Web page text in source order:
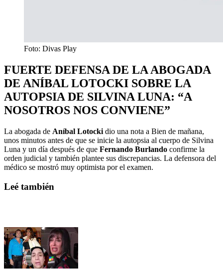
Foto: Divas Play
FUERTE DEFENSA DE LA ABOGADA
DE ANÍBAL LOTOCKI SOBRE LA
AUTOPSIA DE SILVINA LUNA: “A
NOSOTROS NOS CONVIENE”
La abogada de Aníbal Lotocki dio una nota a Bien de mañana,
unos minutos antes de que se inicie la autopsia al cuerpo de Silvina
Luna y un día después de que Fernando Burlando confirme la
orden judicial y también plantee sus discrepancias. La defensora del
médico se mostró muy optimista por el examen.
Leé también